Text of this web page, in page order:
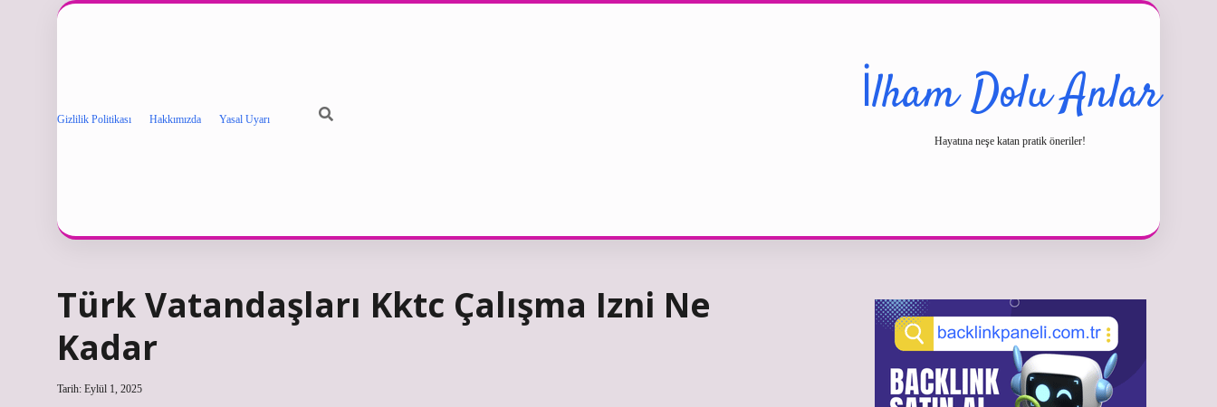
Gizlilik Politikası Hakkımızda Yasal Uyarı İlham Dolu Anlar
Hayatına neşe katan pratik öneriler!
Türk Vatandaşları Kktc Çalışma Izni Ne
Kadar
Tarih: Eylül 1, 2025